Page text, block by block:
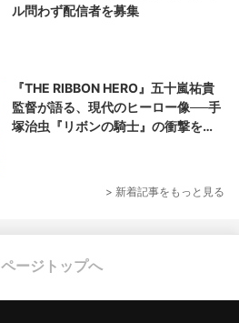
ル問わず配信者を募集
『THE RIBBON HERO』五十嵐祐貴
監督が語る、現代のヒーロー像──手
塚治虫『リボンの騎士』の衝撃を再
> 新着記事をもっと見る
ページトップへ